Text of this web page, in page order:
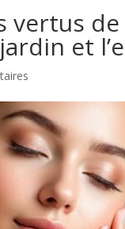
vertus
et